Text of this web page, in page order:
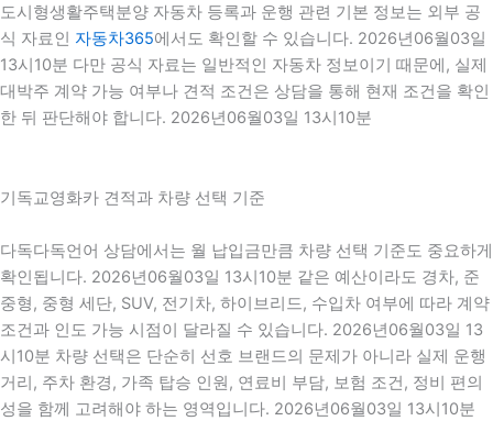
도시형생활주택분양 자동차 등록과 운행 관련 기본 정보는 외부 공
식 자료인 자동차365에서도 확인할 수 있습니다. 2026년06월03일
13시10분 다만 공식 자료는 일반적인 자동차 정보이기 때문에, 실제
대박주 계약 가능 여부나 견적 조건은 상담을 통해 현재 조건을 확인
한 뒤 판단해야 합니다. 2026년06월03일 13시10분
기독교영화카 견적과 차량 선택 기준
다독다독언어 상담에서는 월 납입금만큼 차량 선택 기준도 중요하게
확인됩니다. 2026년06월03일 13시10분 같은 예산이라도 경차, 준
중형, 중형 세단, SUV, 전기차, 하이브리드, 수입차 여부에 따라 계약
조건과 인도 가능 시점이 달라질 수 있습니다. 2026년06월03일 13
시10분 차량 선택은 단순히 선호 브랜드의 문제가 아니라 실제 운행
거리, 주차 환경, 가족 탑승 인원, 연료비 부담, 보험 조건, 정비 편의
성을 함께 고려해야 하는 영역입니다. 2026년06월03일 13시10분